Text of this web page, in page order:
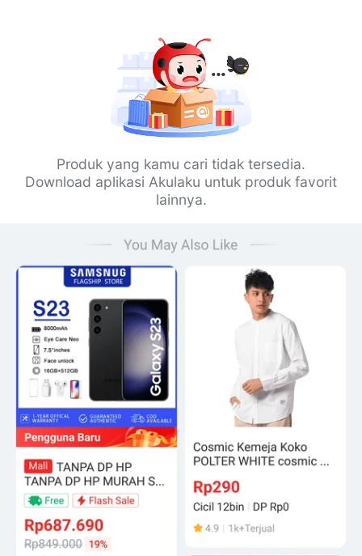
Produk yang kamu cari tidak tersedia.
Download aplikasi Akulaku untuk produk favorit
lainnya.